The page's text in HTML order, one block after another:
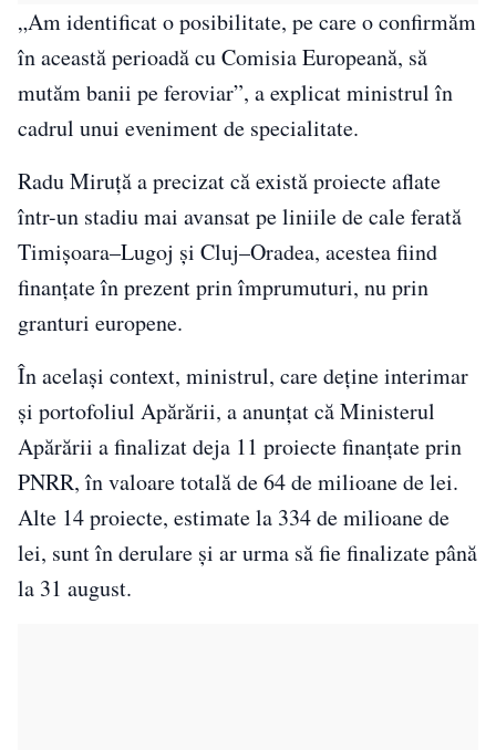
„Am identificat o posibilitate, pe care o confirmăm
în această perioadă cu Comisia Europeană, să
mutăm banii pe feroviar”, a explicat ministrul în
cadrul unui eveniment de specialitate.
Radu Miruță a precizat că există proiecte aflate
într-un stadiu mai avansat pe liniile de cale ferată
Timișoara–Lugoj și Cluj–Oradea, acestea fiind
finanțate în prezent prin împrumuturi, nu prin
granturi europene.
În același context, ministrul, care deține interimar
și portofoliul Apărării, a anunțat că Ministerul
Apărării a finalizat deja 11 proiecte finanțate prin
PNRR, în valoare totală de 64 de milioane de lei.
Alte 14 proiecte, estimate la 334 de milioane de
lei, sunt în derulare și ar urma să fie finalizate până
la 31 august.